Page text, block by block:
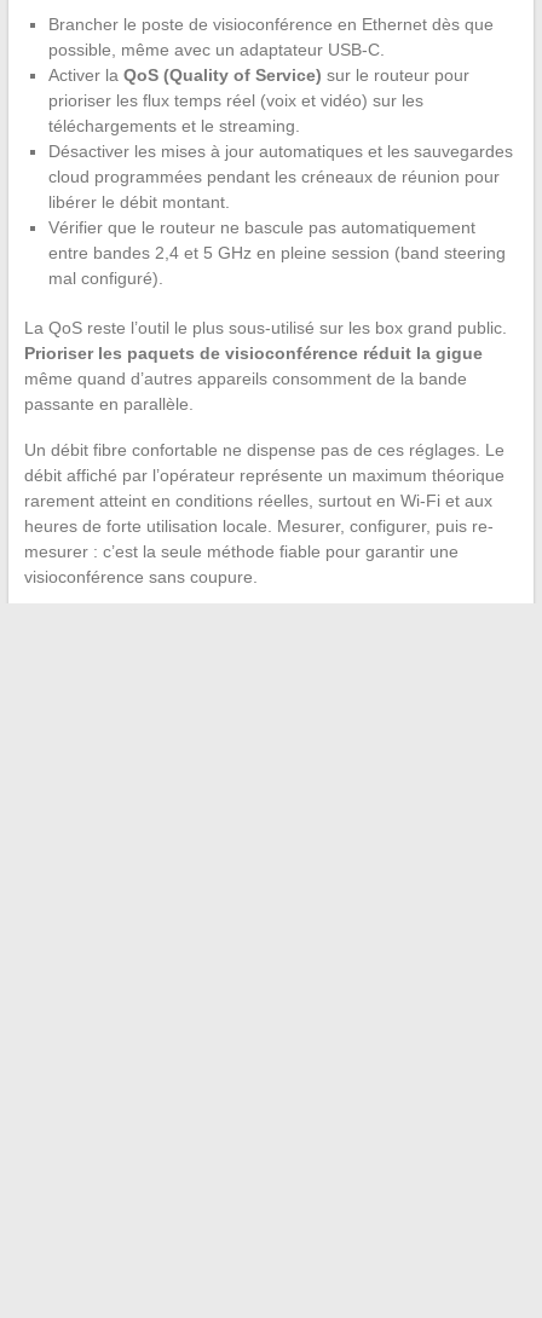
Brancher le poste de visioconférence en Ethernet dès que
possible, même avec un adaptateur USB-C.
Activer la QoS (Quality of Service) sur le routeur pour
prioriser les flux temps réel (voix et vidéo) sur les
téléchargements et le streaming.
Désactiver les mises à jour automatiques et les sauvegardes
cloud programmées pendant les créneaux de réunion pour
libérer le débit montant.
Vérifier que le routeur ne bascule pas automatiquement
entre bandes 2,4 et 5 GHz en pleine session (band steering
mal configuré).
La QoS reste l’outil le plus sous-utilisé sur les box grand public.
Prioriser les paquets de visioconférence réduit la gigue
même quand d’autres appareils consomment de la bande
passante en parallèle.
Un débit fibre confortable ne dispense pas de ces réglages. Le
débit affiché par l’opérateur représente un maximum théorique
rarement atteint en conditions réelles, surtout en Wi-Fi et aux
heures de forte utilisation locale. Mesurer, configurer, puis re-
mesurer : c’est la seule méthode fiable pour garantir une
visioconférence sans coupure.